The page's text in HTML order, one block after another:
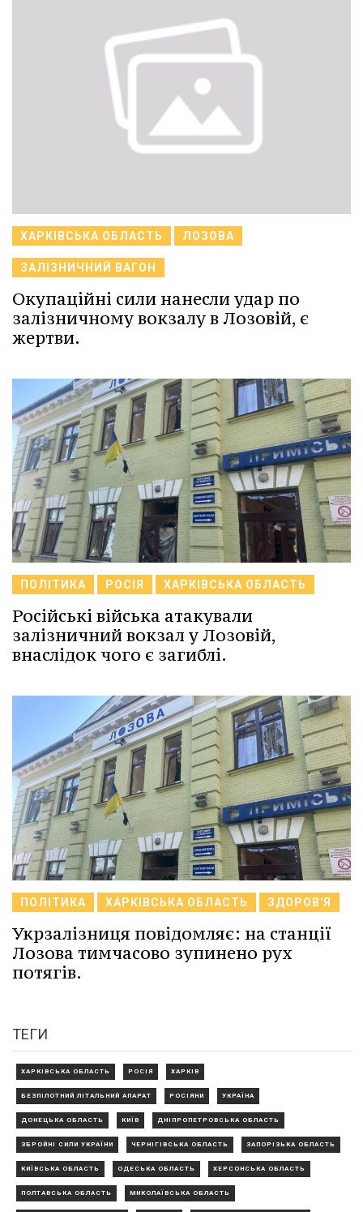
ХАРКІВСЬКА ОБЛАСТЬ ЛОЗОВА
ЗАЛІЗНИЧНИЙ ВАГОН
Окупаційні сили нанесли удар по
залізничному вокзалу в Лозовій, є
жертви.
ПОЛІТИКА РОСІЯ ХАРКІВСЬКА ОБЛАСТЬ
Російські війська атакували
залізничний вокзал у Лозовій,
внаслідок чого є загиблі.
ПОЛІТИКА ХАРКІВСЬКА ОБЛАСТЬ ЗДОРОВ'Я
Укрзалізниця повідомляє: на станції
Лозова тимчасово зупинено рух
потягів.
ТЕГИ
ХАРКІВСЬКА ОБЛАСТЬ РОСІЯ ХАРКІВ
БЕЗПІЛОТНИЙ ЛІТАЛЬНИЙ АПАРАТ РОСІЯНИ УКРАЇНА
ДОНЕЦЬКА ОБЛАСТЬ КИЇВ ДНІПРОПЕТРОВСЬКА ОБЛАСТЬ
ЗБРОЙНІ СИЛИ УКРАЇНИ ЧЕРНІГІВСЬКА ОБЛАСТЬ ЗАПОРІЗЬКА ОБЛАСТЬ
КИЇВСЬКА ОБЛАСТЬ ОДЕСЬКА ОБЛАСТЬ ХЕРСОНСЬКА ОБЛАСТЬ
ПОЛТАВСЬКА ОБЛАСТЬ МИКОЛАЇВСЬКА ОБЛАСТЬ